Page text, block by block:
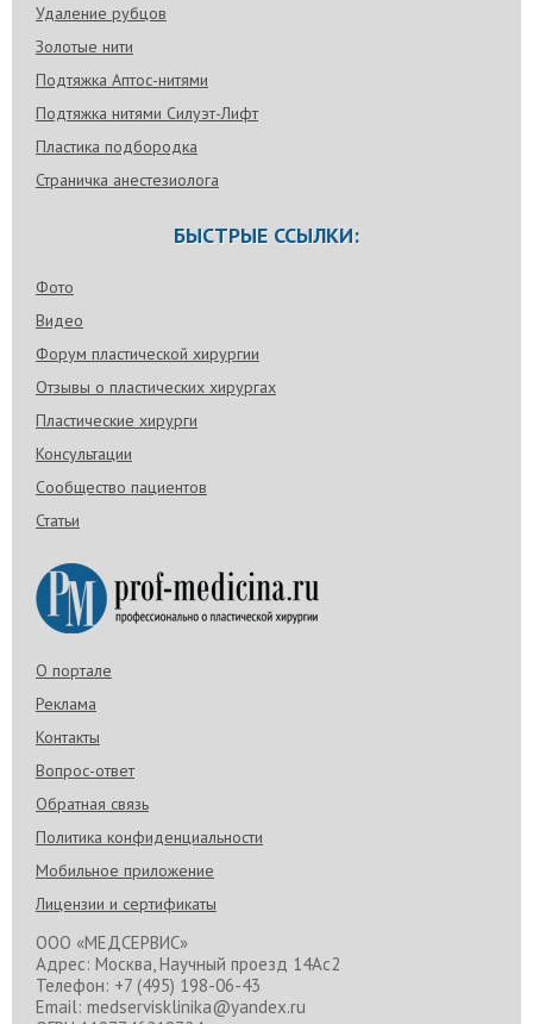
Удаление рубцов
Золотые нити
Подтяжка Аптос-нитями
Подтяжка нитями Силуэт-Лифт
Пластика подбородка
Страничка анестезиолога
БЫСТРЫЕ ССЫЛКИ:
Фото
Видео
Форум пластической хирургии
Отзывы о пластических хирургах
Пластические хирурги
Консультации
Сообщество пациентов
Статьи
О портале
Реклама
Контакты
Вопрос-ответ
Обратная связь
Политика конфиденциальности
Мобильное приложение
Лицензии и сертификаты
ООО «МЕДСЕРВИС»
Адрес: Москва, Научный проезд 14Ас2
Телефон: +7 (495) 198-06-43
Email: medservisklinika@yandex.ru